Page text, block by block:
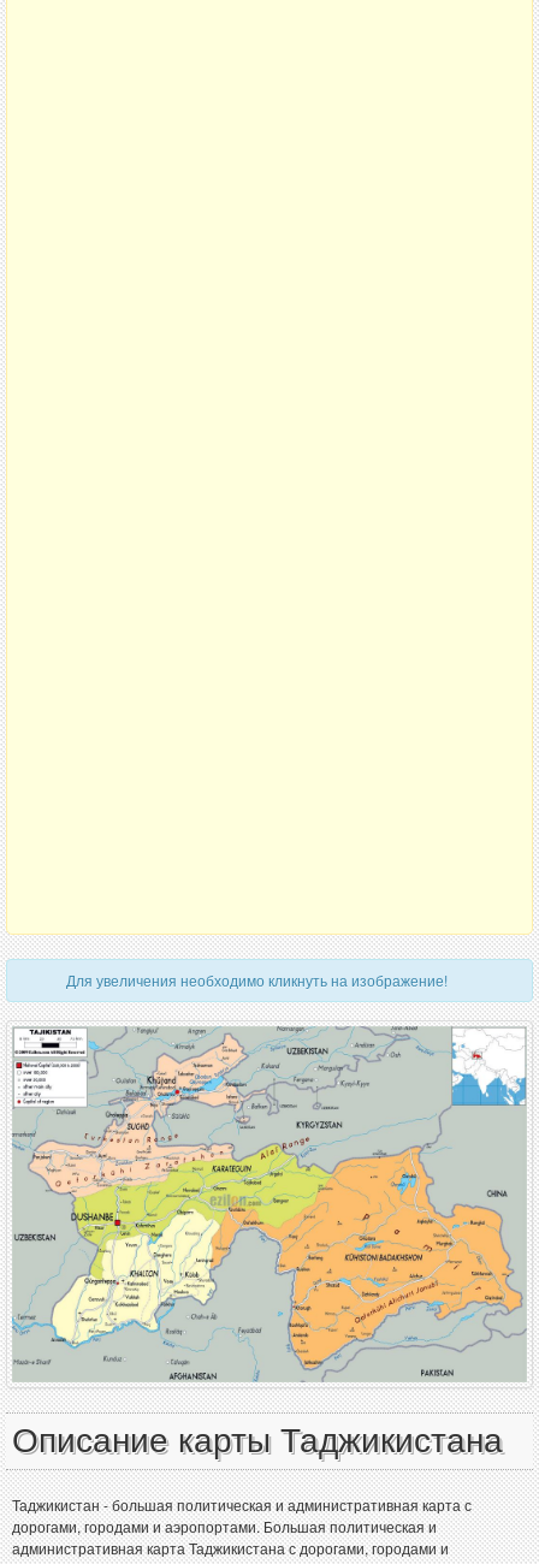
Для увеличения необходимо кликнуть на изображение!
Описание карты Таджикистана
Таджикистан - большая политическая и административная карта с
дорогами, городами и аэропортами. Большая политическая и
административная карта Таджикистана с дорогами, городами и